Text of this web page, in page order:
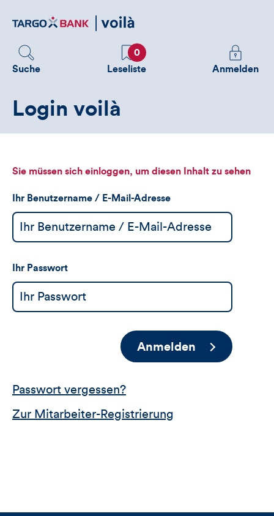
zum
Suche
Favoriten
0
Leseliste
Melden
Sie
sehen
Anmelden
Login voilà
Sie müssen sich einloggen, um diesen Inhalt zu sehen
Ihr Benutzername / E-Mail-Adresse
Ihr Passwort
Anmelden
Passwort vergessen?
Zur Mitarbeiter-Registrierung